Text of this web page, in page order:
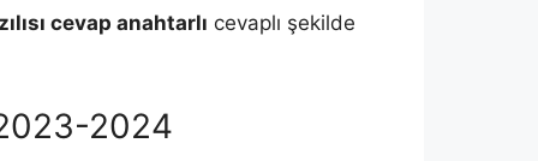
cevap anahtarlı cevaplı şekilde
2023-2024